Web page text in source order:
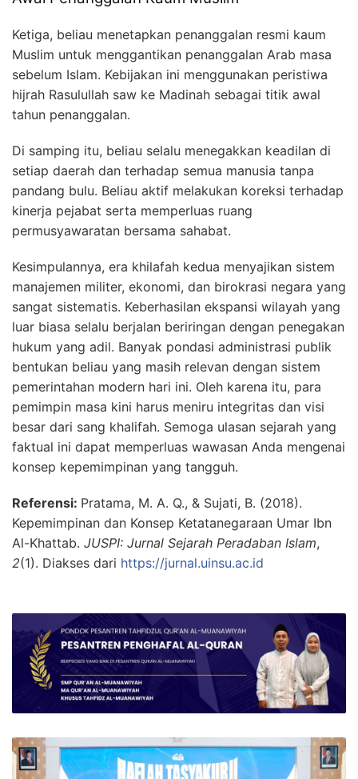
Ketiga, beliau menetapkan penanggalan resmi kaum
Muslim untuk menggantikan penanggalan Arab masa
sebelum Islam. Kebijakan ini menggunakan peristiwa
hijrah Rasulullah saw ke Madinah sebagai titik awal
tahun penanggalan.
Di samping itu, beliau selalu menegakkan keadilan di
setiap daerah dan terhadap semua manusia tanpa
pandang bulu. Beliau aktif melakukan koreksi terhadap
kinerja pejabat serta memperluas ruang
permusyawaratan bersama sahabat.
Kesimpulannya, era khilafah kedua menyajikan sistem
manajemen militer, ekonomi, dan birokrasi negara yang
sangat sistematis. Keberhasilan ekspansi wilayah yang
luar biasa selalu berjalan beriringan dengan penegakan
hukum yang adil. Banyak pondasi administrasi publik
bentukan beliau yang masih relevan dengan sistem
pemerintahan modern hari ini. Oleh karena itu, para
pemimpin masa kini harus meniru integritas dan visi
besar dari sang khalifah. Semoga ulasan sejarah yang
faktual ini dapat memperluas wawasan Anda mengenai
konsep kepemimpinan yang tangguh.
Referensi: Pratama, M. A. Q., & Sujati, B. (2018).
Kepemimpinan dan Konsep Ketatanegaraan Umar Ibn
Al-Khattab. JUSPI: Jurnal Sejarah Peradaban Islam,
2(1). Diakses dari https://jurnal.uinsu.ac.id